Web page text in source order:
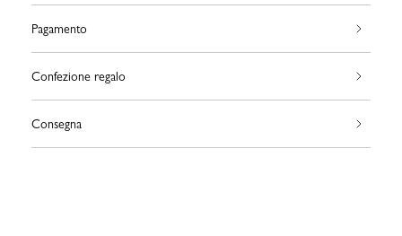
Pagamento
Confezione regalo
Consegna